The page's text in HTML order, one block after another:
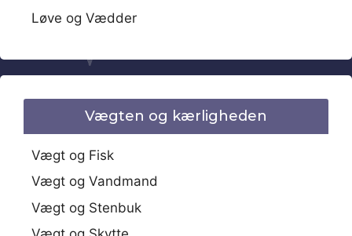
Løve og Vædder
Vægten og kærligheden
Vægt og Fisk
Vægt og Vandmand
Vægt og Stenbuk